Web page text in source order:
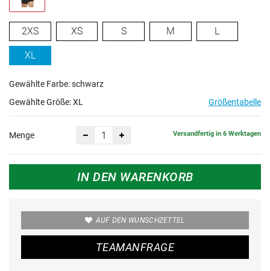
2XS XS S M L
XL
Gewählte Farbe: schwarz
Gewählte Größe:XL Größentabelle
Menge Versandfertig in 6 Werktagen
IN DEN WARENKORB
AUF DEN WUNSCHZETTEL
TEAMANFRAGE